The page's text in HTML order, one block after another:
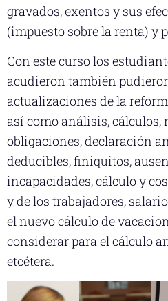
gravados, exentos y sus
(impuesto sobre la renta) y
Con este curso los
acudieron también
actualizaciones de la
así como análisis, cálculos,
obligaciones, declaración
deducibles, finiquitos,
incapacidades, cálculo y
y de los trabajadores,
el nuevo cálculo de
considerar para el cálculo
etcétera.